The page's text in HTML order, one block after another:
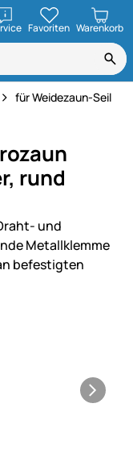
öffnenFavoriten Warenkorb
für Weidezaun-Seil
rund